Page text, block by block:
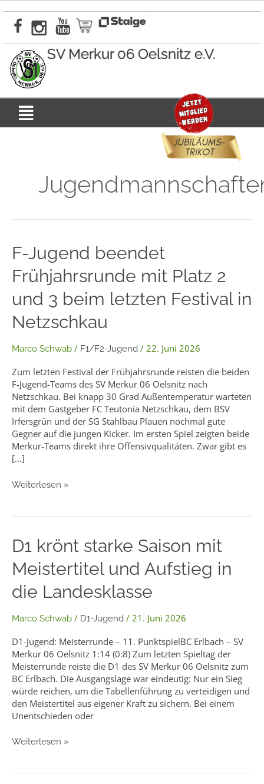
Inhalt
springen
SV Merkur 06 Oelsnitz e.V.
Menü
F-Jugend beendet
Frühjahrsrunde mit Platz 2
und 3 beim letzten Festival in
Netzschkau
Marco Schwab / F1/F2-Jugend / 22. Juni 2026
Zum letzten Festival der Frühjahrsrunde reisten die beiden
F-Jugend-Teams des SV Merkur 06 Oelsnitz nach
Netzschkau. Bei knapp 30 Grad Außentemperatur warteten
mit dem Gastgeber FC Teutonia Netzschkau, dem BSV
Irfersgrün und der SG Stahlbau Plauen nochmal gute
Gegner auf die jungen Kicker. Im ersten Spiel zeigten beide
Merkur-Teams direkt ihre Offensivqualitäten. Zwar gibt es
[…]
F-
Jugend
beendet
Frühjahrsrunde
mit
Platz
2
3
letzten
Festival
in
Netzschkau
Weiterlesen »
D1 krönt starke Saison mit
Meistertitel und Aufstieg in
die Landesklasse
Marco Schwab / D1-Jugend / 21. Juni 2026
D1-Jugend: Meisterrunde – 11. PunktspielBC Erlbach – SV
Merkur 06 Oelsnitz 1:14 (0:8) Zum letzten Spieltag der
Meisterrunde reiste die D1 des SV Merkur 06 Oelsnitz zum
BC Erlbach. Die Ausgangslage war eindeutig: Nur ein Sieg
würde reichen, um die Tabellenführung zu verteidigen und
den Meistertitel aus eigener Kraft zu sichern. Bei einem
Unentschieden oder
D1
krönt
starke
Saison
mit
Meistertitel
und
in
die
Landesklasse
Weiterlesen »